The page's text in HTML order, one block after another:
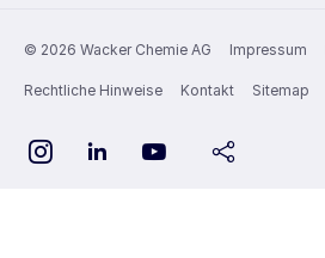
© 2026 Wacker Chemie AG Impressum
Rechtliche Hinweise Kontakt Sitemap
Instagram
LinkedInYouTube
share